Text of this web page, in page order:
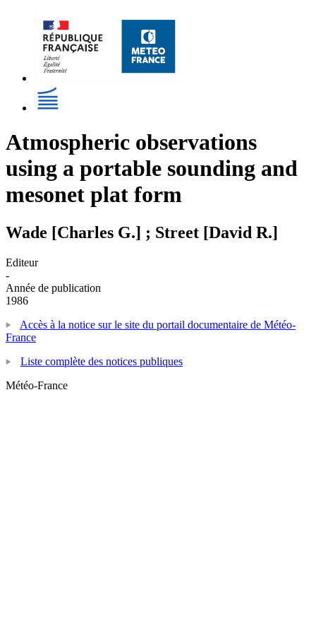
Atmospheric observations
using a portable sounding and
mesonet plat form
Wade [Charles G.] ; Street [David R.]
Editeur
-
Année de publication
1986
Accès à la notice sur le site du portail documentaire de Météo-
France
Liste complète des notices publiques
Météo-France